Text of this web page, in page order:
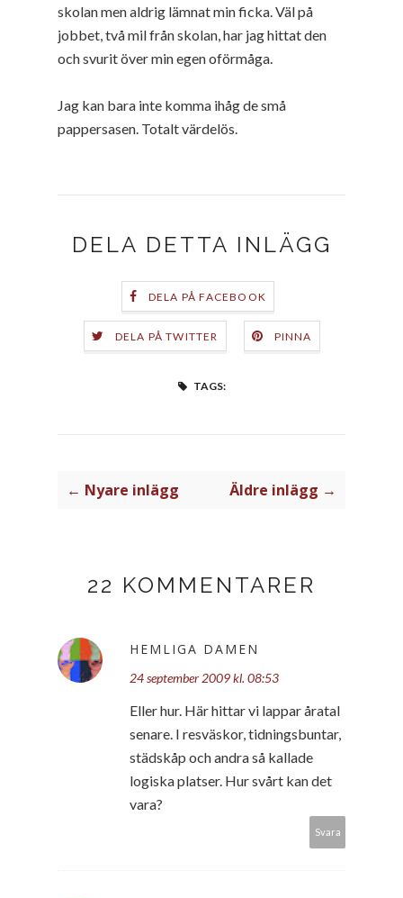
skolan men aldrig lämnat min ficka. Väl på
jobbet, två mil från skolan, har jag hittat den
och svurit över min egen oförmåga.
Jag kan bara inte komma ihåg de små
pappersasen. Totalt värdelös.
DELA DETTA INLÄGG
DELA PÅ FACEBOOK
DELA PÅ TWITTER PINNA
TAGS:
← Nyare inlägg Äldre inlägg →
22 KOMMENTARER
HEMLIGA DAMEN
24 september 2009 kl. 08:53
Eller hur. Här hittar vi lappar åratal
senare. I resväskor, tidningsbuntar,
städskåp och andra så kallade
logiska platser. Hur svårt kan det
vara?
Svara